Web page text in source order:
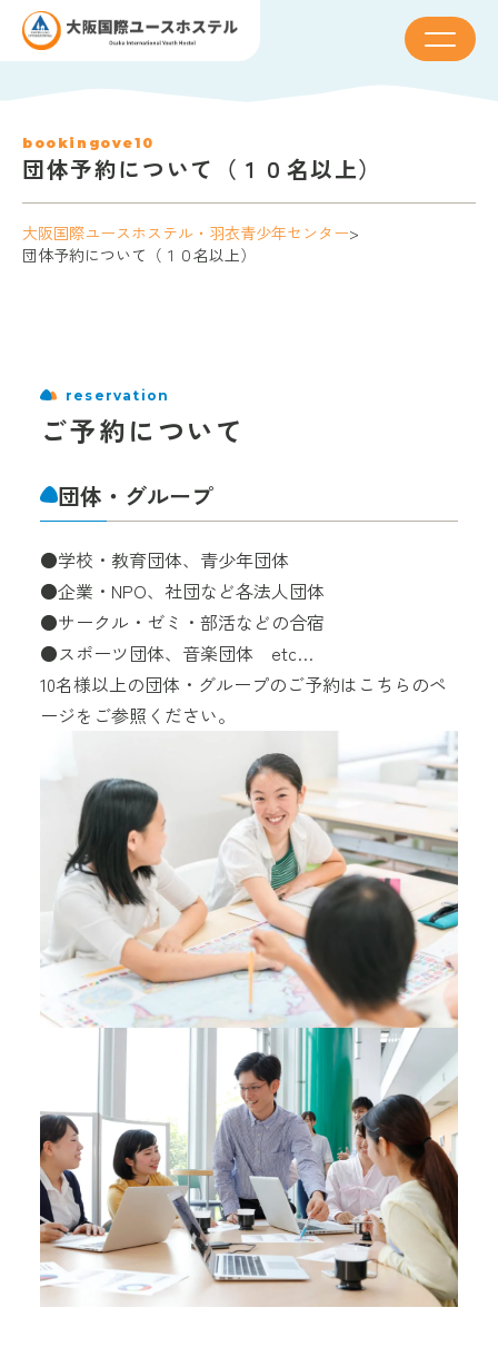
bookingove10
団体予約について（１０名以上）
大阪国際ユースホステル・羽衣青少年センター>
団体予約について（１０名以上）
reservation
ご予約について
団体・グループ
●学校・教育団体、青少年団体
●企業・NPO、社団など各法人団体
●サークル・ゼミ・部活などの合宿
●スポーツ団体、音楽団体 etc…
10名様以上の団体・グループのご予約はこちらのペ
ージをご参照ください。